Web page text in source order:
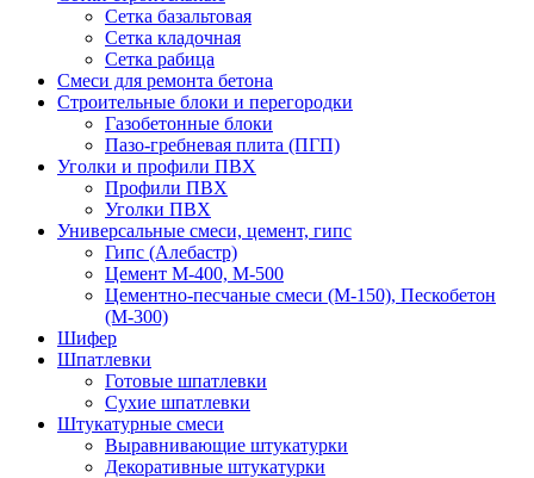
Сетка базальтовая
Сетка кладочная
Сетка рабица
Смеси для ремонта бетона
Строительные блоки и перегородки
Газобетонные блоки
Пазо-гребневая плита (ПГП)
Уголки и профили ПВХ
Профили ПВХ
Уголки ПВХ
Универсальные смеси, цемент, гипс
Гипс (Алебастр)
Цемент М-400, М-500
Цементно-песчаные смеси (М-150), Пескобетон
(М-300)
Шифер
Шпатлевки
Готовые шпатлевки
Сухие шпатлевки
Штукатурные смеси
Выравнивающие штукатурки
Декоративные штукатурки